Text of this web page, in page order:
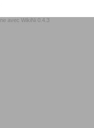
avec WikiNi 0.4.3